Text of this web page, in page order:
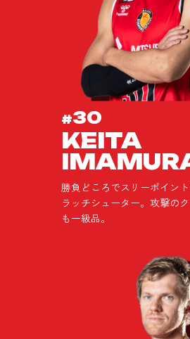
#30
KEITA
勝負どころでスリーポイン
ラッチシューター。攻撃の
も一級品。